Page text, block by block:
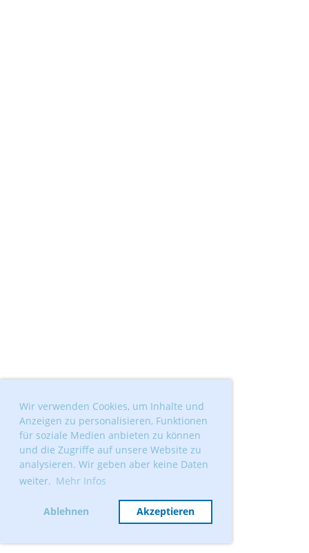
Wir verwenden Cookies, um Inhalte und
Anzeigen zu personalisieren, Funktionen
für soziale Medien anbieten zu können
und die Zugriffe auf unsere Website zu
analysieren. Wir geben aber keine Daten
weiter. Mehr Infos
Ablehnen Akzeptieren